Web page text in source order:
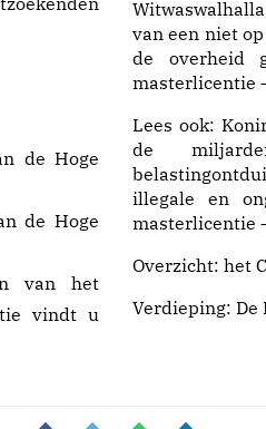
de Hoge
de Hoge
van het
vindt u
Witwaswalhalla
van een niet
de overheid
masterlicentie
Lees ook:
de
illegale en
masterlicentie
Overzicht: het
Verdieping: De